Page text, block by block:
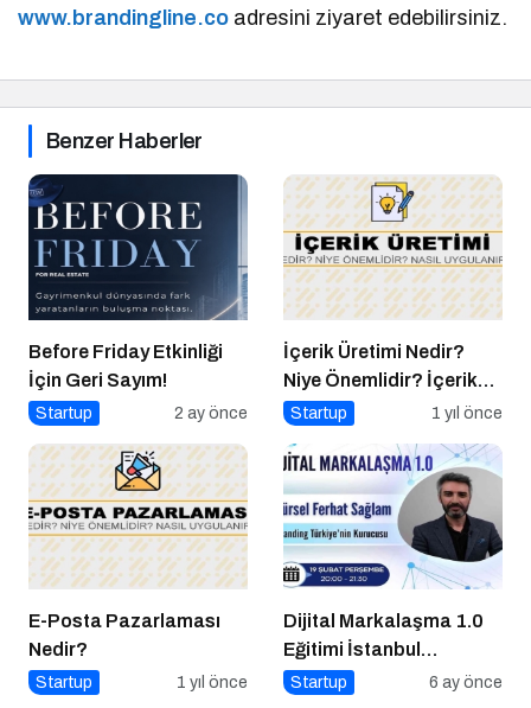
www.brandingline.co adresini ziyaret edebilirsiniz.
Benzer Haberler
Before Friday Etkinliği
İçin Geri Sayım!
Startup 2 ay önce
İçerik Üretimi Nedir?
Niye Önemlidir? İçerik
Üretimi Nasıl Yapılır?
Startup 1 yıl önce
E-Posta Pazarlaması
Nedir?
Startup 1 yıl önce
Dijital Markalaşma 1.0
Eğitimi İstanbul
Üniversitesi’nde
Startup 6 ay önce